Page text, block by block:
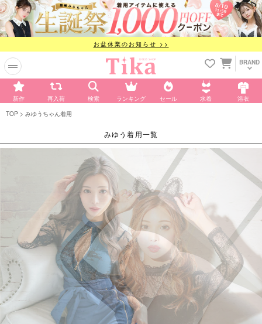
お盆休業のお知らせ >>
BRAND
新作 再入荷 検索 ランキング セール 水着 浴衣
TOP みゆうちゃん着用
みゆう着用一覧